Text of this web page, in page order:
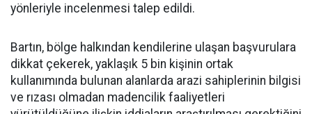
yönleriyle incelenmesi talep edildi.
Bartın, bölge halkından kendilerine ulaşan başvurulara
dikkat çekerek, yaklaşık 5 bin kişinin ortak
kullanımında bulunan alanlarda arazi sahiplerinin bilgisi
ve rızası olmadan madencilik faaliyetleri